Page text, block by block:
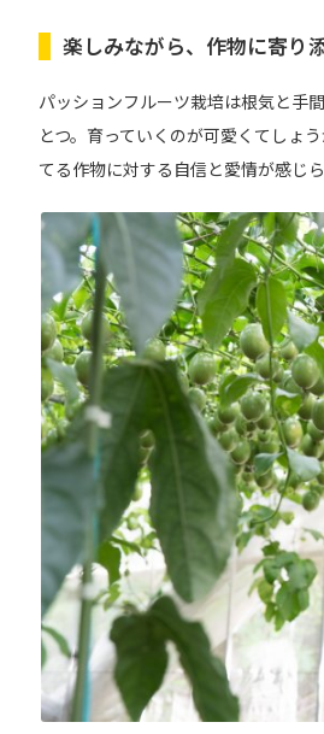
楽しみながら、作物に寄り
パッションフルーツ栽培は根気と手
とつ。育っていくのが可愛くてしょ
てる作物に対する自信と愛情が感じら